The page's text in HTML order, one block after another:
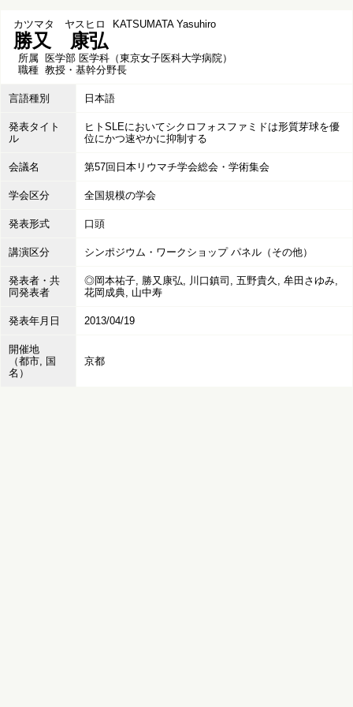
カツマタ ヤスヒロ KATSUMATA Yasuhiro
勝又 康弘
所属 医学部 医学科（東京女子医科大学病院）
職種 教授・基幹分野長
言語種別 日本語
発表タイト
ル
ヒトSLEにおいてシクロフォスファミドは形質芽球を優
位にかつ速やかに抑制する
会議名 第57回日本リウマチ学会総会・学術集会
学会区分 全国規模の学会
発表形式 口頭
講演区分 シンポジウム・ワークショップ パネル（その他）
発表者・共
同発表者
◎岡本祐子, 勝又康弘, 川口鎮司, 五野貴久, 牟田さゆみ,
花岡成典, 山中寿
発表年月日 2013/04/19
開催地
（都市, 国
名）
京都